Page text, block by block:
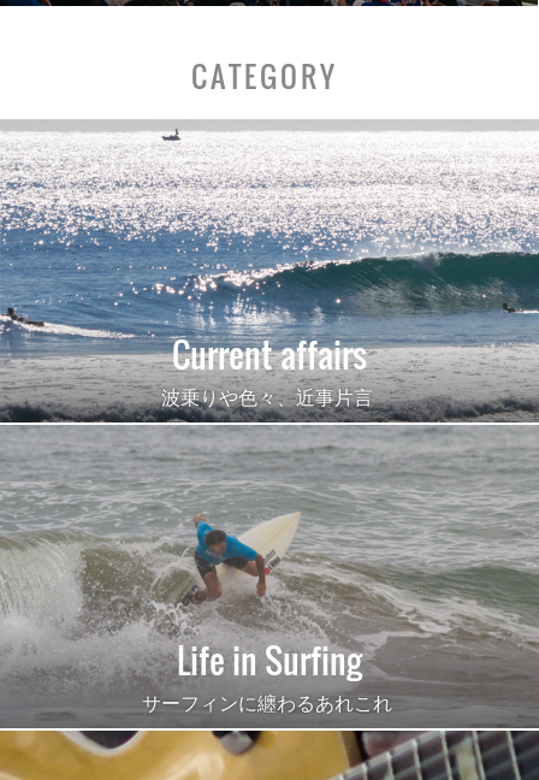
CATEGORY
Current affairs
波乗りや色々、近事片言
Life in Surfing
サーフィンに纏わるあれこれ